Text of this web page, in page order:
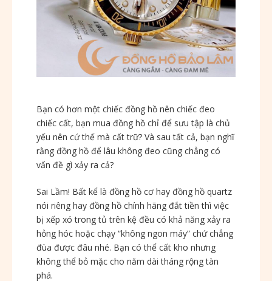
Bạn có hơn một chiếc đồng hồ nên chiếc đeo
chiếc cất, bạn mua đồng hồ chỉ để sưu tập là chủ
yếu nên cứ thế mà cất trữ? Và sau tất cả, bạn nghĩ
rằng đồng hồ để lâu không đeo cũng chẳng có
vấn đề gì xảy ra cả?
Sai Lầm! Bất kể là đồng hồ cơ hay đồng hồ quartz
nói riêng hay đồng hồ chính hãng đắt tiền thì việc
bị xếp xó trong tủ trên kệ đều có khả năng xảy ra
hỏng hóc hoặc chạy “không ngon máy” chứ chẳng
đùa được đâu nhé. Bạn có thể cất kho nhưng
không thể bỏ mặc cho năm dài tháng rộng tàn
phá.